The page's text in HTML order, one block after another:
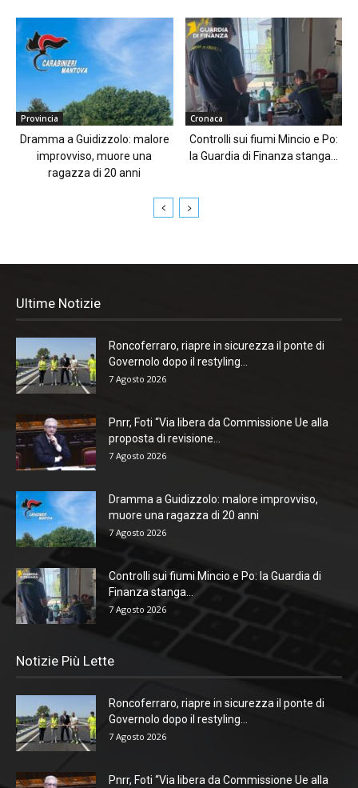
Provincia
Dramma a Guidizzolo: malore
improvviso, muore una
ragazza di 20 anni
Cronaca
Controlli sui fiumi Mincio e Po:
la Guardia di Finanza stanga...
Ultime Notizie
Roncoferraro, riapre in sicurezza il ponte di
Governolo dopo il restyling...
7 Agosto 2026
Pnrr, Foti “Via libera da Commissione Ue alla
proposta di revisione...
7 Agosto 2026
Dramma a Guidizzolo: malore improvviso,
muore una ragazza di 20 anni
7 Agosto 2026
Controlli sui fiumi Mincio e Po: la Guardia di
Finanza stanga...
7 Agosto 2026
Notizie Più Lette
Roncoferraro, riapre in sicurezza il ponte di
Governolo dopo il restyling...
7 Agosto 2026
Pnrr, Foti “Via libera da Commissione Ue alla